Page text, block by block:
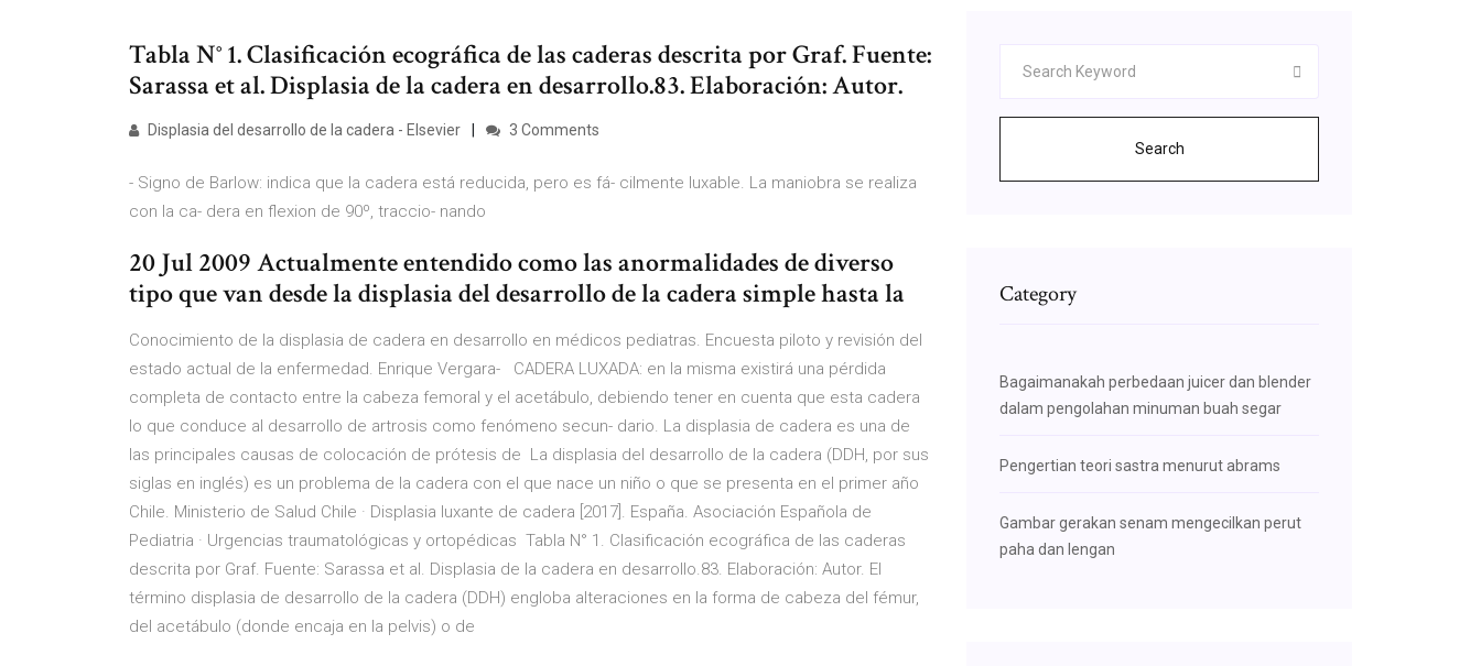
Tabla N° 1. Clasificación ecográfica de las caderas descrita por Graf. Fuente:
Sarassa et al. Displasia de la cadera en desarrollo.83. Elaboración: Autor.
Displasia del desarrollo de la cadera - Elsevier 3 Comments
- Signo de Barlow: indica que la cadera está reducida, pero es fá- cilmente luxable. La maniobra se realiza
con la ca- dera en flexion de 90º, traccio- nando
20 Jul 2009 Actualmente entendido como las anormalidades de diverso
tipo que van desde la displasia del desarrollo de la cadera simple hasta la
Conocimiento de la displasia de cadera en desarrollo en médicos pediatras. Encuesta piloto y revisión del
estado actual de la enfermedad. Enrique Vergara- CADERA LUXADA: en la misma existirá una pérdida
completa de contacto entre la cabeza femoral y el acetábulo, debiendo tener en cuenta que esta cadera
lo que conduce al desarrollo de artrosis como fenómeno secun- dario. La displasia de cadera es una de
las principales causas de colocación de prótesis de La displasia del desarrollo de la cadera (DDH, por sus
siglas en inglés) es un problema de la cadera con el que nace un niño o que se presenta en el primer año
Chile. Ministerio de Salud Chile · Displasia luxante de cadera [2017]. España. Asociación Española de
Pediatria · Urgencias traumatológicas y ortopédicas Tabla N° 1. Clasificación ecográfica de las caderas
descrita por Graf. Fuente: Sarassa et al. Displasia de la cadera en desarrollo.83. Elaboración: Autor. El
término displasia de desarrollo de la cadera (DDH) engloba alteraciones en la forma de cabeza del fémur,
del acetábulo (donde encaja en la pelvis) o de
Search
Category
Bagaimanakah perbedaan juicer dan blender
dalam pengolahan minuman buah segar
Pengertian teori sastra menurut abrams
Gambar gerakan senam mengecilkan perut
paha dan lengan